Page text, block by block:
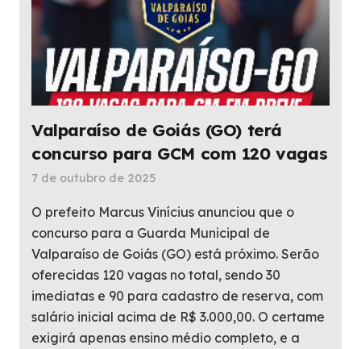
Valparaíso de Goiás (GO) terá
concurso para GCM com 120 vagas
7 de outubro de 2025
O prefeito Marcus Vinícius anunciou que o
concurso para a Guarda Municipal de
Valparaíso de Goiás (GO) está próximo. Serão
oferecidas 120 vagas no total, sendo 30
imediatas e 90 para cadastro de reserva, com
salário inicial acima de R$ 3.000,00. O certame
exigirá apenas ensino médio completo, e a